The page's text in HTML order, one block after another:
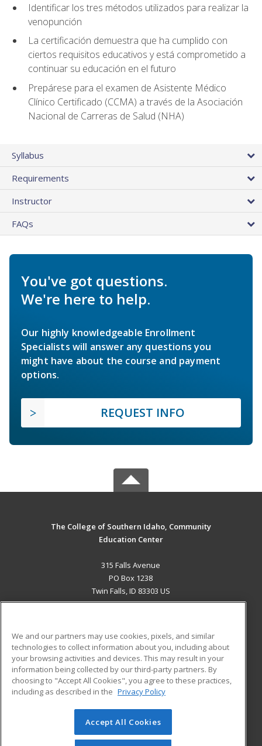
Identificar los tres métodos utilizados para realizar la
venopunción
La certificación demuestra que ha cumplido con
ciertos requisitos educativos y está comprometido a
continuar su educación en el futuro
Prepárese para el examen de Asistente Médico
Clínico Certificado (CCMA) a través de la Asociación
Nacional de Carreras de Salud (NHA)
Syllabus
Requirements
Instructor
FAQs
You've got questions.
We're here to help.
Our highly knowledgeable Enrollment
Specialists will answer any questions you
might have about the course and payment
options.
REQUEST INFO
The College of Southern Idaho, Community
Education Center
315 Falls Avenue
PO Box 1238
Twin Falls, ID 83303 US
ADDITIONAL RESOURCES
Military
Financial Assistance
Help
Student Blog
© 2026 ed2go, a division of Cengage Learning. All rights
reserved. The material on this site cannot be reproduced or
We and our partners may use cookies, pixels, and similar
technologies to collect information about you, including about
your browsing activities and devices. This may result in your
information being collected by our third-party partners. By
choosing to "Accept All Cookies", you agree to these practices,
including as described in the Privacy Policy
Accept All Cookies